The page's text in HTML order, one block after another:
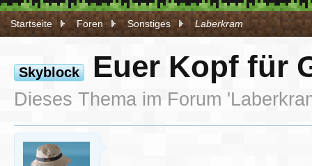
Startseite Foren Sonstiges Laberkram
Skyblock Euer Kopf für
Dieses Thema im Forum '